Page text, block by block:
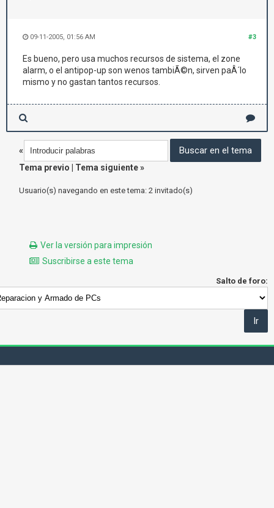
#3
09-11-2005, 01:56 AM
Es bueno, pero usa muchos recursos de sistema, el zone
alarm, o el antipop-up son wenos tambiÃ©n, sirven paÂ´lo
mismo y no gastan tantos recursos.
«
Tema previo
Tema siguiente»
Usuario(s) navegando en este tema: 2 invitado(s)
Ver la versión para impresión
Suscribirse a este tema
Salto de foro: